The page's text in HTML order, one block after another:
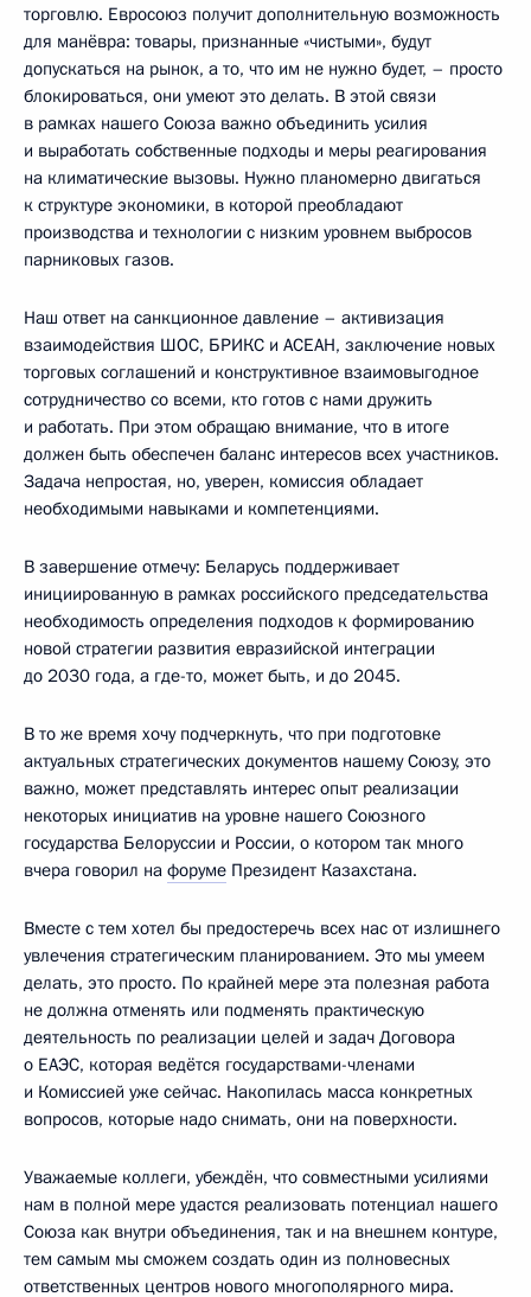
торговлю. Евросоюз получит дополнительную возможность
для манёвра: товары, признанные «чистыми», будут
допускаться на рынок, а то, что им не нужно будет, – просто
блокироваться, они умеют это делать. В этой связи
в рамках нашего Союза важно объединить усилия
и выработать собственные подходы и меры реагирования
на климатические вызовы. Нужно планомерно двигаться
к структуре экономики, в которой преобладают
производства и технологии с низким уровнем выбросов
парниковых газов.
Наш ответ на санкционное давление – активизация
взаимодействия ШОС, БРИКС и АСЕАН, заключение новых
торговых соглашений и конструктивное взаимовыгодное
сотрудничество со всеми, кто готов с нами дружить
и работать. При этом обращаю внимание, что в итоге
должен быть обеспечен баланс интересов всех участников.
Задача непростая, но, уверен, комиссия обладает
необходимыми навыками и компетенциями.
В завершение отмечу: Беларусь поддерживает
инициированную в рамках российского председательства
необходимость определения подходов к формированию
новой стратегии развития евразийской интеграции
до 2030 года, а где-то, может быть, и до 2045.
В то же время хочу подчеркнуть, что при подготовке
актуальных стратегических документов нашему Союзу, это
важно, может представлять интерес опыт реализации
некоторых инициатив на уровне нашего Союзного
государства Белоруссии и России, о котором так много
вчера говорил на форуме Президент Казахстана.
Вместе с тем хотел бы предостеречь всех нас от излишнего
увлечения стратегическим планированием. Это мы умеем
делать, это просто. По крайней мере эта полезная работа
не должна отменять или подменять практическую
деятельность по реализации целей и задач Договора
о ЕАЭС, которая ведётся государствами-членами
и Комиссией уже сейчас. Накопилась масса конкретных
вопросов, которые надо снимать, они на поверхности.
Уважаемые коллеги, убеждён, что совместными усилиями
нам в полной мере удастся реализовать потенциал нашего
Союза как внутри объединения, так и на внешнем контуре,
тем самым мы сможем создать один из полновесных
ответственных центров нового многополярного мира.